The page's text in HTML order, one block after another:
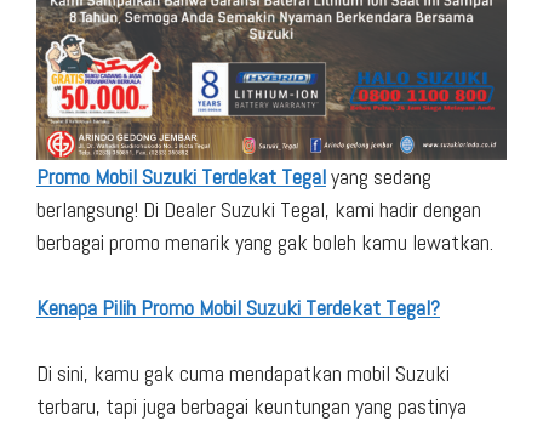
Promo Mobil Suzuki Terdekat Tegalyang sedang
berlangsung! Di Dealer Suzuki Tegal, kami hadir dengan
berbagai promo menarik yang gak boleh kamu lewatkan.
Kenapa Pilih Promo Mobil Suzuki Terdekat Tegal?
Di sini, kamu gak cuma mendapatkan mobil Suzuki
terbaru, tapi juga berbagai keuntungan yang pastinya